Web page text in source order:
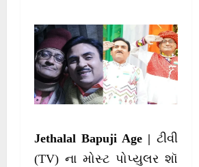
Jethalal Bapuji Age | ટીવી
(TV) ના મોસ્ટ પોપ્યુલર શૉ